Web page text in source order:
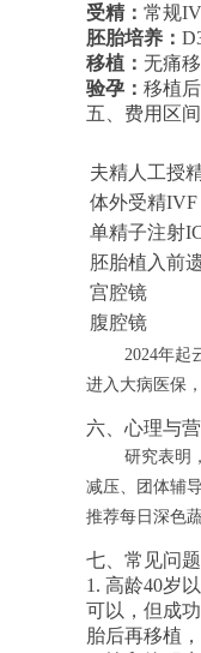
受精： 常规
胚胎培养：
移植： 无痛
验孕： 移植
五、费用区
夫精人工授
体外受精IVF
单精子注射
胚胎植入前
宫腔镜
腹腔镜
2024年起
进入大病医保
六、心理与
研究表明
减压、团体辅
推荐每日深色
七、常见问
1. 高龄40岁
可以，但成
胎后再移植